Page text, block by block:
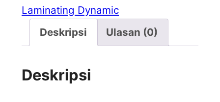
Laminating Dynamic
Deskripsi
Ulasan (0)
Deskripsi